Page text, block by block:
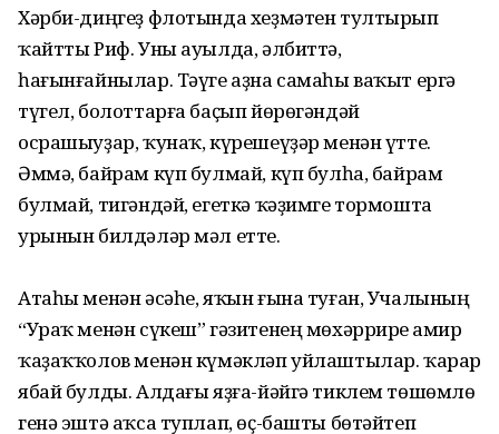
Хәрби-диңгеҙ флотында хеҙмәтен тултырып
ҡайтты Риф. Уны ауылда, әлбиттә,
һағынғайнылар. Тәүге аҙна самаһы ваҡыт ергә
түгел, болоттарға баҫып йөрөгәндәй
осрашыуҙар, ҡунаҡ, күрешеүҙәр менән үтте.
Әммә, байрам күп булмай, күп булһа, байрам
булмай, тигәндәй, егеткә ҡәҙимге тормошта
урынын билдәләр мәл етте.
Атаһы менән әсәһе, яҡын ғына туған, Учалының
“Ураҡ менән сүкеш” гәзитенең мөхәррире Ғамир
ҡаҙаҡҡолов менән күмәкләп уйлаштылар. ҡарар
ябай булды. Алдағы яҙға-йәйгә тиклем төшөмлө
генә эштә аҡса туплап, өҫ-башты бөтәйтеп